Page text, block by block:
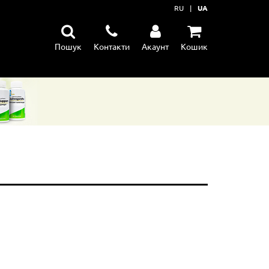
RU | UA
Пошук Контакти Акаунт Кошик